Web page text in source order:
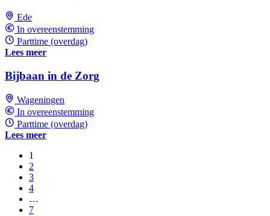
Ede
In overeenstemming
Parttime (overdag)
Lees meer
Bijbaan in de Zorg
Wageningen
In overeenstemming
Parttime (overdag)
Lees meer
1
2
3
4
…
7